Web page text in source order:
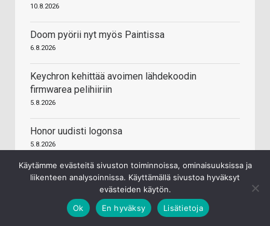
10.8.2026
Doom pyörii nyt myös Paintissa
6.8.2026
Keychron kehittää avoimen lähdekoodin
firmwarea pelihiiriin
5.8.2026
Honor uudisti logonsa
5.8.2026
Käytämme evästeitä sivuston toiminnoissa, ominaisuuksissa ja
liikenteen analysoinnissa. Käyttämällä sivustoa hyväksyt
evästeiden käytön.
Ok
En hyväksy Lisätietoja